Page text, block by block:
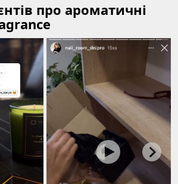
про ароматичні